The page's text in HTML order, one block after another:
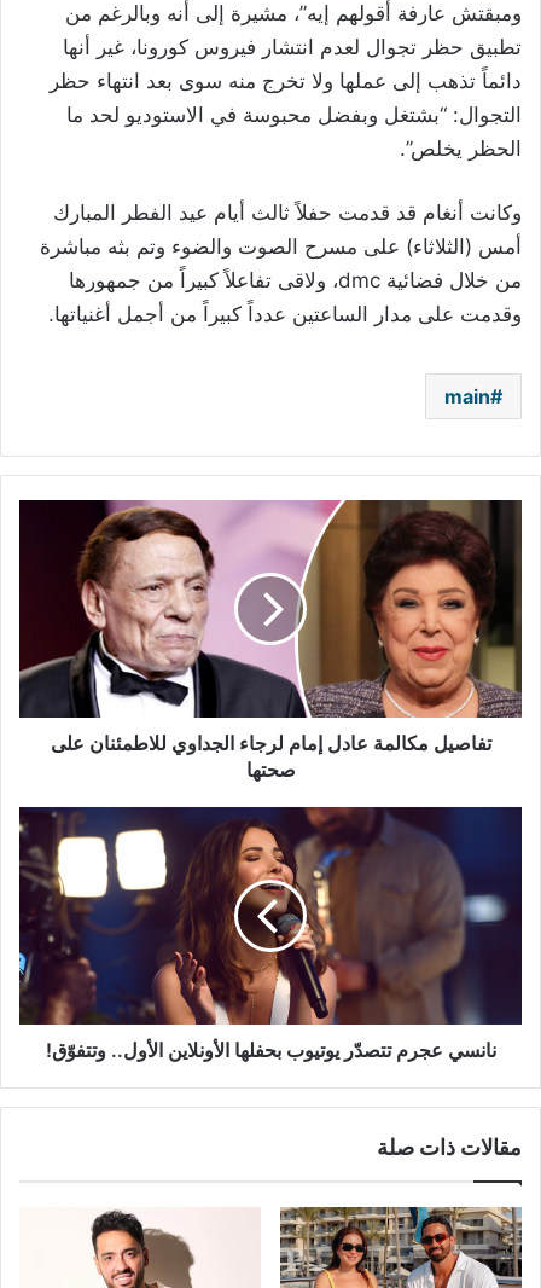
ومبقتش عارفة أقولهم إيه”، مشيرة إلى أنه وبالرغم من
تطبيق حظر تجوال لعدم انتشار فيروس كورونا، غير أنها
دائماً تذهب إلى عملها ولا تخرج منه سوى بعد انتهاء حظر
التجوال: “بشتغل وبفضل محبوسة في الاستوديو لحد ما
الحظر يخلص”.
وكانت أنغام قد قدمت حفلاً ثالث أيام عيد الفطر المبارك
أمس (الثلاثاء) على مسرح الصوت والضوء وتم بثه مباشرة
من خلال فضائية dmc، ولاقى تفاعلاً كبيراً من جمهورها
وقدمت على مدار الساعتين عدداً كبيراً من أجمل أغنياتها.
main
مكالمة
عادل
لرجاء
الجداوي
للاطمئنان
على
صحتها
تفاصيل مكالمة عادل إمام لرجاء الجداوي للاطمئنان على
صحتها
يوتيوب
بحفلها
نانسي عجرم تتصدّر يوتيوب بحفلها الأونلاين الأول.. وتتفوّق!
مقالات ذات صلة